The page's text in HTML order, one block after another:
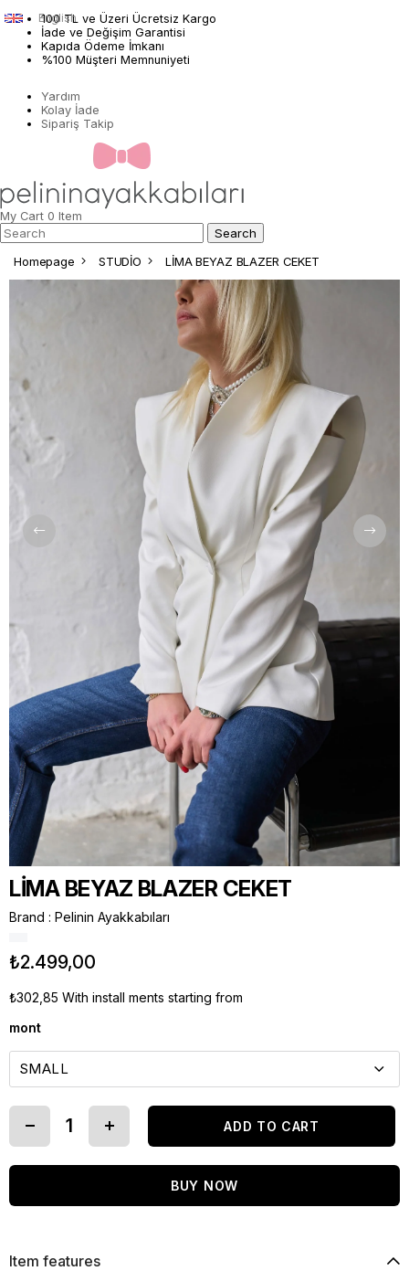
100 TL ve Üzeri Ücretsiz Kargo
İade ve Değişim Garantisi
Kapıda Ödeme İmkanı
%100 Müşteri Memnuniyeti
Yardım
Kolay İade
Sipariş Takip
English
My Cart 0 Item
Homepage STUDİO LİMA BEYAZ BLAZER CEKET
LİMA BEYAZ BLAZER CEKET
Brand : Pelinin Ayakkabıları
₺2.499,00
₺302,85 With install ments starting from
mont
Item features